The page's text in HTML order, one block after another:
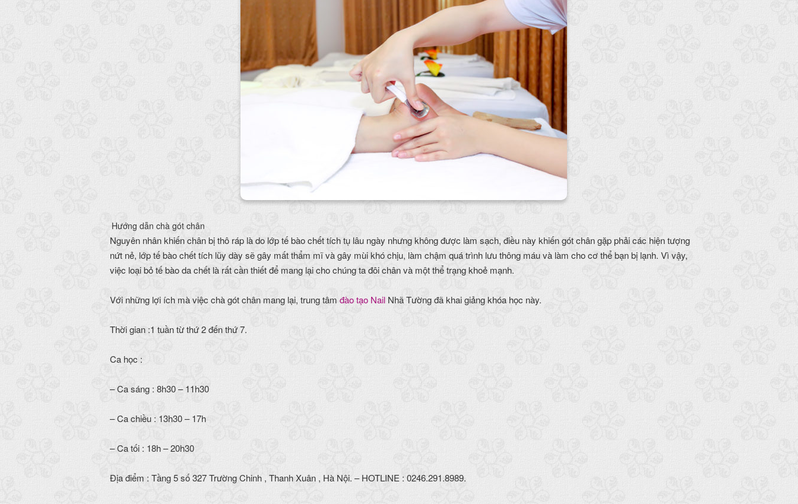
Hướng dẫn chà gót chân
Nguyên nhân khiến chân bị thô ráp là do lớp tế bào chết tích tụ lâu ngày nhưng không được làm sạch, điều này khiến gót chân gặp phải các hiện tượng
nứt nẻ, lớp tế bào chết tích lũy dày sẽ gây mất thẩm mĩ và gây mùi khó chịu, làm chậm quá trình lưu thông máu và làm cho cơ thể bạn bị lạnh. Vì vậy,
việc loại bỏ tế bào da chết là rất cần thiết để mang lại cho chúng ta đôi chân và một thể trạng khoẻ mạnh.
Với những lợi ích mà việc chà gót chân mang lại, trung tâm đào tạo Nail Nhã Tường đã khai giảng khóa học này.
Thời gian :1 tuần từ thứ 2 đến thứ 7.
Ca học :
– Ca sáng : 8h30 – 11h30
– Ca chiều : 13h30 – 17h
– Ca tối : 18h – 20h30
Địa điểm : Tầng 5 số 327 Trường Chinh , Thanh Xuân , Hà Nội. – HOTLINE : 0246.291.8989.